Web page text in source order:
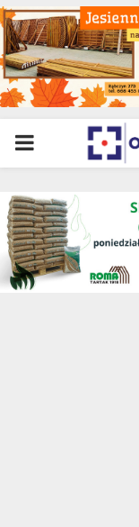
PRIMARY
MENU